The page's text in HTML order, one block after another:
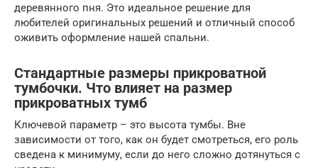
деревянного пня. Это идеальное решение для
любителей оригинальных решений и отличный способ
оживить оформление нашей спальни.
Стандартные размеры прикроватной
тумбочки. Что влияет на размер
прикроватных тумб
Ключевой параметр – это высота тумбы. Вне
зависимости от того, как он будет смотреться, его роль
сведена к минимуму, если до него сложно дотянуться с